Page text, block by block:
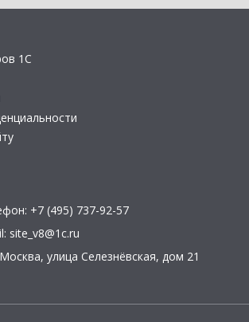
1С
+7 (495) 737-92-57
site_v8@1c.ru
, улица Селезнёвская, дом 21